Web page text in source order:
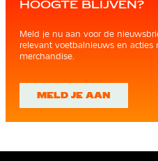
HOOGTE BLIJVEN?
Meld je nu aan voor de
relevant voetbalnieuws en acties
merchandise.
MELD JE AAN